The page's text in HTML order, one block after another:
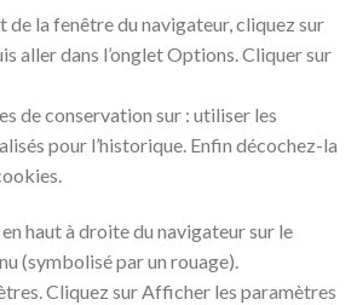
de la fenêtre du navigateur, cliquez sur
aller dans l’onglet Options. Cliquer sur
de conservation sur : utiliser les
pour l’historique. Enfin décochez-la
haut à droite du navigateur sur le
(symbolisé par un rouage).
Cliquez sur Afficher les paramètres